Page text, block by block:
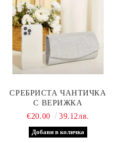
СРЕБРИСТА ЧАНТИЧКА
С ВЕРИЖКА
€20.00
39.12лв.